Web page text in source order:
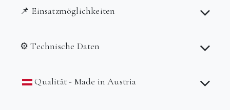
📌 Einsatzmöglichkeiten
⚙️ Technische Daten
Qualität - Made in Austria